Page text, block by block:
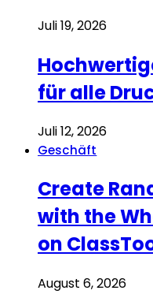
Juli 19, 2026
für alle
Juli 12, 2026
Geschäft
Create
with the
on
August 6, 2026